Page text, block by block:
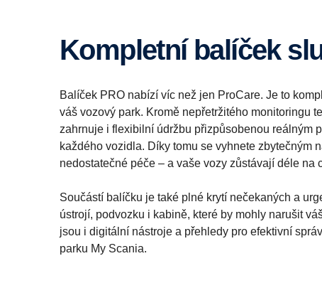
Kompletní balíček
Balíček PRO nabízí víc než jen ProCare. Je to
váš vozový park. Kromě nepřetržitého monitoringu
zahrnuje i flexibilní údržbu přizpůsobenou reálným
každého vozidla. Díky tomu se vyhnete zbytečným
nedostatečné péče – a vaše vozy zůstávají déle na
Součástí balíčku je také plné krytí nečekaných a
ústrojí, podvozku i kabině, které by mohly narušit
jsou i digitální nástroje a přehledy pro efektivní
parku My Scania.